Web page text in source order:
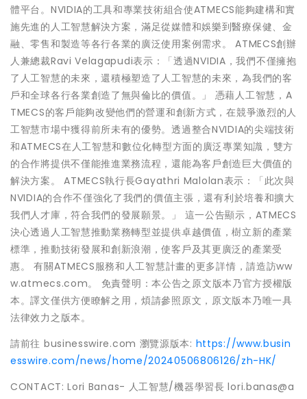
體平台。NVIDIA的工具和專業技術組合使ATMECS能夠建構和實
施先進的人工智慧解決方案，滿足從媒體和娛樂到醫療保健、金
融、零售和製造等各行各業的廣泛使用案例需求。 ATMECS創辦
人兼總裁Ravi Velagapudi表示：「透過NVIDIA，我們不僅擁抱
了人工智慧的未來，還積極塑造了人工智慧的未來，為我們的客
戶和全球各行各業創造了無與倫比的價值。」 憑藉人工智慧，A
TMECS的客戶能夠改變他們的營運和創新方式，在競爭激烈的人
工智慧市場中獲得前所未有的優勢。透過整合NVIDIA的尖端技術
和ATMECS在人工智慧和數位化轉型方面的廣泛專業知識，雙方
的合作將提供不僅能推進業務流程，還能為客戶創造巨大價值的
解決方案。 ATMECS執行長Gayathri Malolan表示：「此次與
NVIDIA的合作不僅強化了我們的價值主張，還有利於培養和擴大
我們人才庫，符合我們的發展願景。」 這一公告顯示，ATMECS
決心透過人工智慧推動業務轉型並提供卓越價值，樹立新的產業
標準，推動技術發展和創新浪潮，使客戶及其更廣泛的產業受
惠。 有關ATMECS服務和人工智慧計畫的更多詳情，請造訪ww
w.atmecs.com。 免責聲明：本公告之原文版本乃官方授權版
本。譯文僅供方便瞭解之用，煩請參照原文，原文版本乃唯一具
法律效力之版本。
請前往 businesswire.com 瀏覽源版本: https://www.busin
esswire.com/news/home/20240506806126/zh-HK/
CONTACT: Lori Banas- 人工智慧/機器學習長 lori.banas@a